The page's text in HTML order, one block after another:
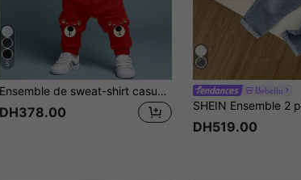
5
Ensemble de sweat-shirt casual confortable et pantalon de survêtement avec imprimé de dessin animé pour bébé garçon, automne
DH378.00
Bebeilu
DH519.00